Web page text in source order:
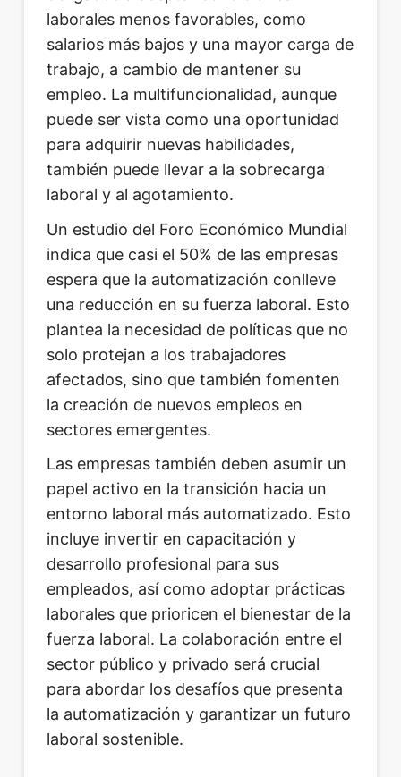
laborales menos favorables, como
salarios más bajos y una mayor carga de
trabajo, a cambio de mantener su
empleo. La multifuncionalidad, aunque
puede ser vista como una oportunidad
para adquirir nuevas habilidades,
también puede llevar a la sobrecarga
laboral y al agotamiento.
Un estudio del Foro Económico Mundial
indica que casi el 50% de las empresas
espera que la automatización conlleve
una reducción en su fuerza laboral. Esto
plantea la necesidad de políticas que no
solo protejan a los trabajadores
afectados, sino que también fomenten
la creación de nuevos empleos en
sectores emergentes.
Las empresas también deben asumir un
papel activo en la transición hacia un
entorno laboral más automatizado. Esto
incluye invertir en capacitación y
desarrollo profesional para sus
empleados, así como adoptar prácticas
laborales que prioricen el bienestar de la
fuerza laboral. La colaboración entre el
sector público y privado será crucial
para abordar los desafíos que presenta
la automatización y garantizar un futuro
laboral sostenible.